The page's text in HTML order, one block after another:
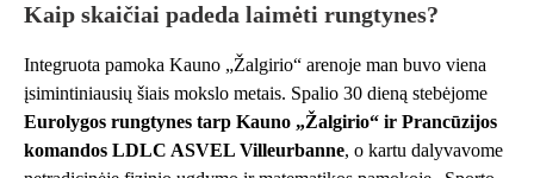
Kaip skaičiai padeda laimėti rungtynes?
Integruota pamoka Kauno „Žalgirio“ arenoje man buvo viena
įsimintiniausių šiais mokslo metais. Spalio 30 dieną stebėjome
Eurolygos rungtynes tarp Kauno „Žalgirio“ ir Prancūzijos
komandos LDLC ASVEL Villeurbanne, o kartu dalyvavome